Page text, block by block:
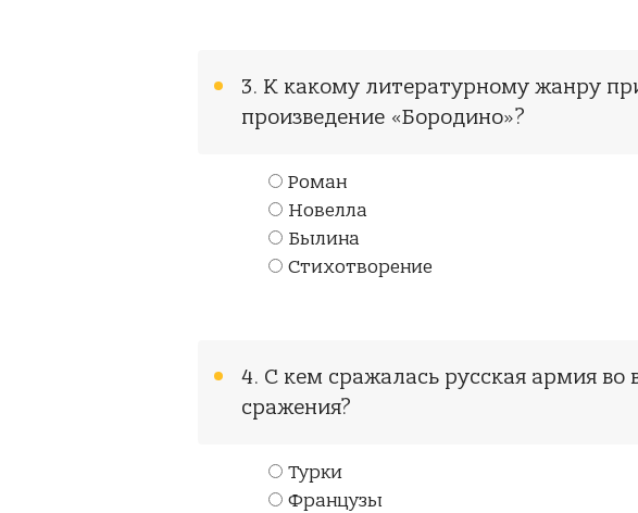
3. К какому литературному жанру
произведение «Бородино»?
Роман
Новелла
Былина
Стихотворение
4. С кем сражалась русская армия во
сражения?
Турки
Французы